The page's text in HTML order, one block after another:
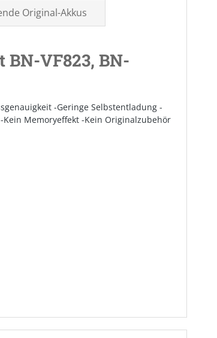
Original-Akkus
VF823, BN-
-Geringe Selbstentladung -
Memoryeffekt -Kein Originalzubehör